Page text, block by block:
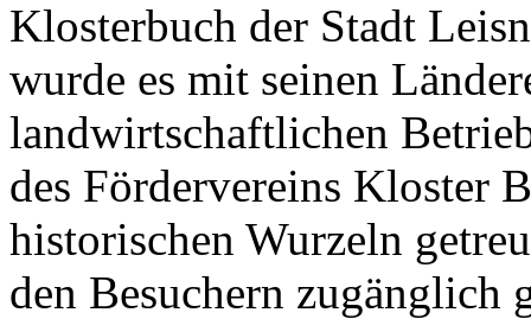
Klosterbuch der Stadt
wurde es mit seinen
landwirtschaftlichen
des Fördervereins Kloster
historischen Wurzeln
den Besuchern zugänglich